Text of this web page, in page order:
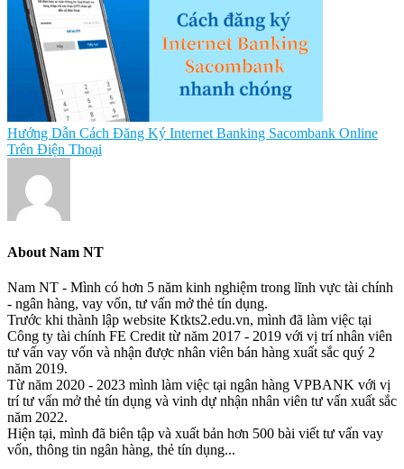
Hướng Dẫn Cách Đăng Ký Internet Banking Sacombank Online
Trên Điện Thoại
About Nam NT
Nam NT - Mình có hơn 5 năm kinh nghiệm trong lĩnh vực tài chính
- ngân hàng, vay vốn, tư vấn mở thẻ tín dụng.
Trước khi thành lập website Ktkts2.edu.vn, mình đã làm việc tại
Công ty tài chính FE Credit từ năm 2017 - 2019 với vị trí nhân viên
tư vấn vay vốn và nhận được nhân viên bán hàng xuất sắc quý 2
năm 2019.
Từ năm 2020 - 2023 mình làm việc tại ngân hàng VPBANK với vị
trí tư vấn mở thẻ tín dụng và vinh dự nhận nhân viên tư vấn xuất sắc
năm 2022.
Hiện tại, mình đã biên tập và xuất bản hơn 500 bài viết tư vấn vay
vốn, thông tin ngân hàng, thẻ tín dụng...